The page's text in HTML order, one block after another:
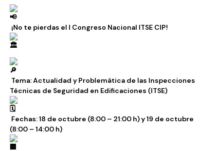
¡No te pierdas el I Congreso Nacional ITSE CIP!
Tema: Actualidad y Problemática de las Inspecciones
Técnicas de Seguridad en Edificaciones (ITSE)
Fechas: 18 de octubre (8:00 – 21:00 h) y 19 de octubre
(8:00 – 14:00 h)